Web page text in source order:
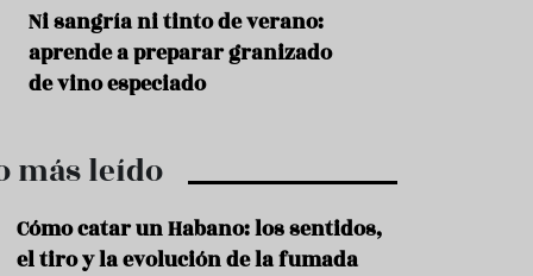
t
o
m
R
Ni sangría ni tinto de verano:
aprende a preparar granizado
de vino especiado
más leído
Cómo catar un Habano: los sentidos,
el tiro y la evolución de la fumada